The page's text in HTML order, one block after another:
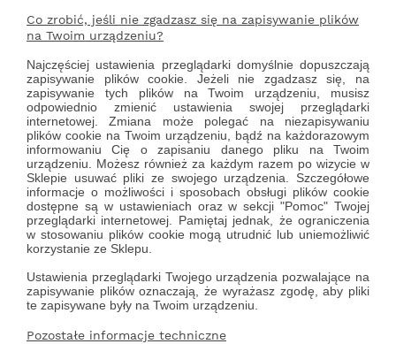
Co zrobić, jeśli nie zgadzasz się na zapisywanie plików
na Twoim urządzeniu?
Najczęściej ustawienia przeglądarki domyślnie dopuszczają
zapisywanie plików cookie. Jeżeli nie zgadzasz się, na
zapisywanie tych plików na Twoim urządzeniu, musisz
odpowiednio zmienić ustawienia swojej przeglądarki
internetowej. Zmiana może polegać na niezapisywaniu
plików cookie na Twoim urządzeniu, bądź na każdorazowym
informowaniu Cię o zapisaniu danego pliku na Twoim
urządzeniu. Możesz również za każdym razem po wizycie w
Sklepie usuwać pliki ze swojego urządzenia. Szczegółowe
informacje o możliwości i sposobach obsługi plików cookie
dostępne są w ustawieniach oraz w sekcji "Pomoc" Twojej
przeglądarki internetowej. Pamiętaj jednak, że ograniczenia
w stosowaniu plików cookie mogą utrudnić lub uniemożliwić
korzystanie ze Sklepu.
Ustawienia przeglądarki Twojego urządzenia pozwalające na
zapisywanie plików oznaczają, że wyrażasz zgodę, aby pliki
te zapisywane były na Twoim urządzeniu.
Pozostałe informacje techniczne